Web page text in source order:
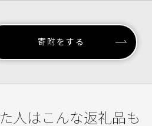
寄附をする
人はこんな返礼品も